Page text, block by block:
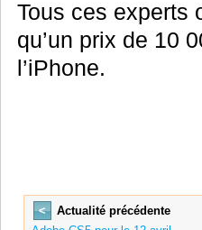
Tous ces experts
qu’un prix de 10
l’iPhone.
<
Actualité précédente